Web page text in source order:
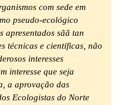
com sede em
pseudo-ecológico
apresentados sãã tan
técnicas e científicas, não
interesses
interesse que seja
a aprovação das
Ecologistas do Norte